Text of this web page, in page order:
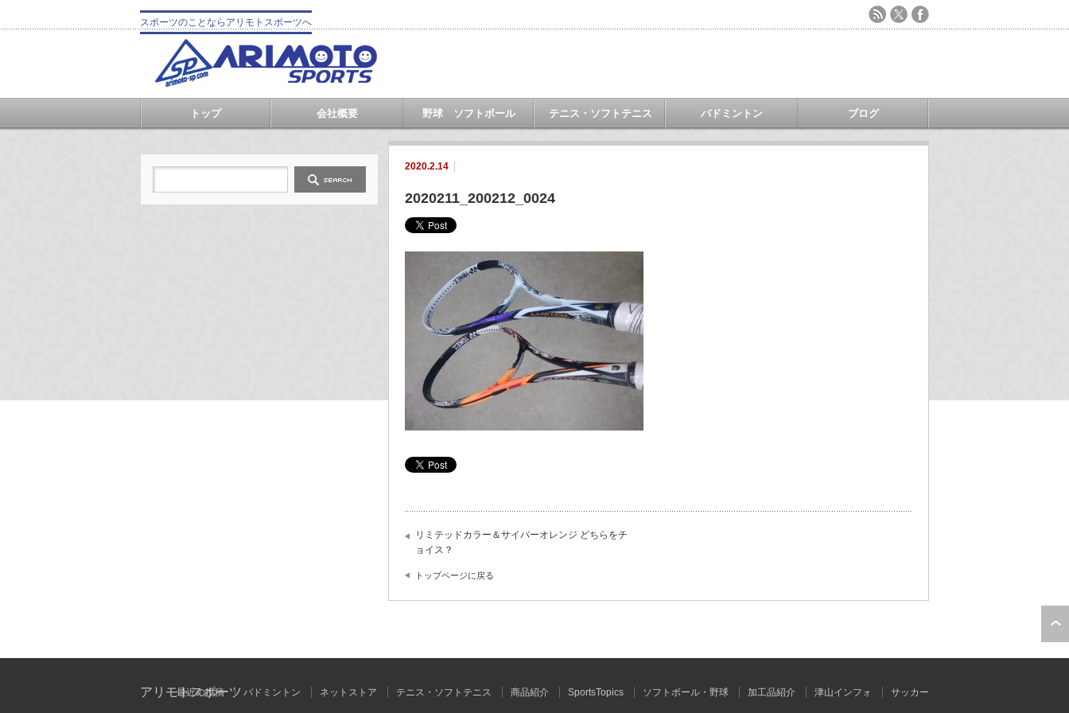
スポーツのことならアリモトスポーツへ
トップ 会社概要 野球 ソフトボール テニス・ソフトテニス バドミントン ブログ
2020.2.14
2020211_200212_0024
リミテッドカラー＆サイバーオレンジ どちらをチ
ョイス？
トップページに戻る
アリモトスポーツ
最近の投稿 バドミントン ネットストア テニス・ソフトテニス 商品紹介 SportsTopics ソフトボール・野球 加工品紹介 津山インフォ サッカー